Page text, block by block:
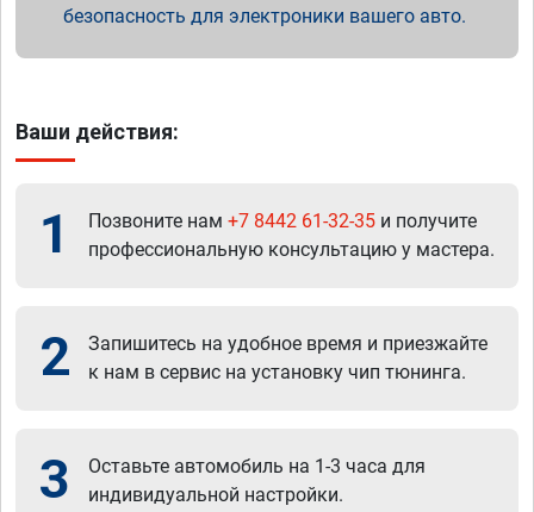
безопасность для электроники вашего авто.
Ваши действия:
1 Позвоните нам +7 8442 61-32-35 и получите
профессиональную консультацию у мастера.
2
Запишитесь на удобное время и приезжайте
к нам в сервис на установку чип тюнинга.
3
Оставьте автомобиль на 1-3 часа для
индивидуальной настройки.